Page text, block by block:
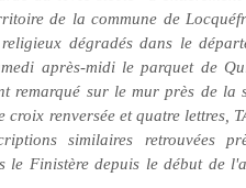
de la commune de
dégradés dans le
après-midi le parquet de
remarqué sur le mur près de la
renversée et quatre lettres,
similaires retrouvées
le Finistère depuis le début de